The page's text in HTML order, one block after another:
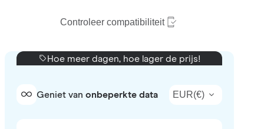
Controleer compatibiliteit
Hoe meer dagen, hoe lager de prijs!
Geniet van onbeperkte data EUR(€)